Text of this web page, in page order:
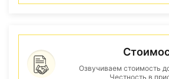
Озвучиваем стоимость
Честность в